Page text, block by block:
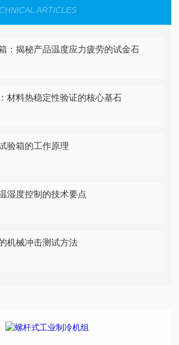
ARTICLES
：揭秘产品温度应力疲劳的试金石
材料热稳定性验证的核心基石
验箱的工作原理
湿度控制的技术要点
机械冲击测试方法